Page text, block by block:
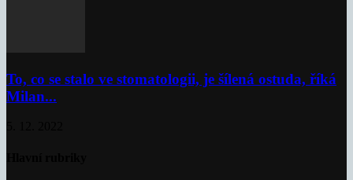
To, co se stalo ve stomatologii, je šílená ostuda, říká
Milan...